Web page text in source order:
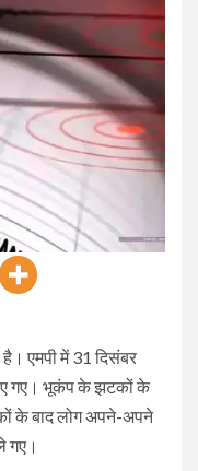
है। एमपी में 31 दिसंबर
गए। भूकंप के झटकों के
के बाद लोग अपने-अपने
गए।